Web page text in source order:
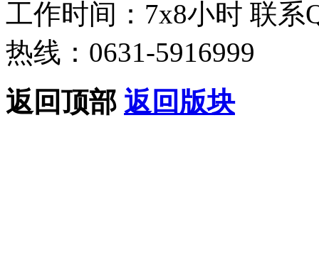
工作时间：7x8小时 联系
热线：0631-5916999
返回顶部 返回版块